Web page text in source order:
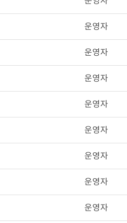
운영자
운영자
운영자
운영자
운영자
운영자
운영자
운영자